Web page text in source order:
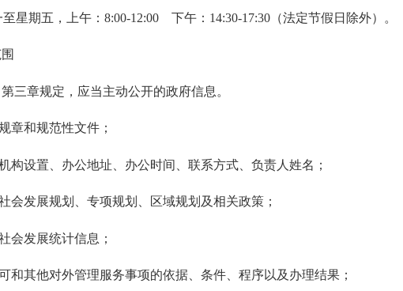
至星期五，上午：8:00-12:00 下午：14:30-17:30（法定节假日除外）。
章规定，应当主动公开的政府信息。
和规范性文件；
设置、办公地址、办公时间、联系方式、负责人姓名；
发展规划、专项规划、区域规划及相关政策；
发展统计信息；
其他对外管理服务事项的依据、条件、程序以及办理结果；